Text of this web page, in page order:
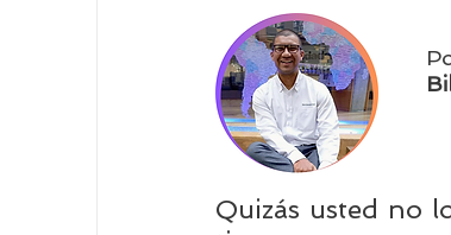
Bibliotecas del futuro
Propiedad Intelectual
Quizás usted no